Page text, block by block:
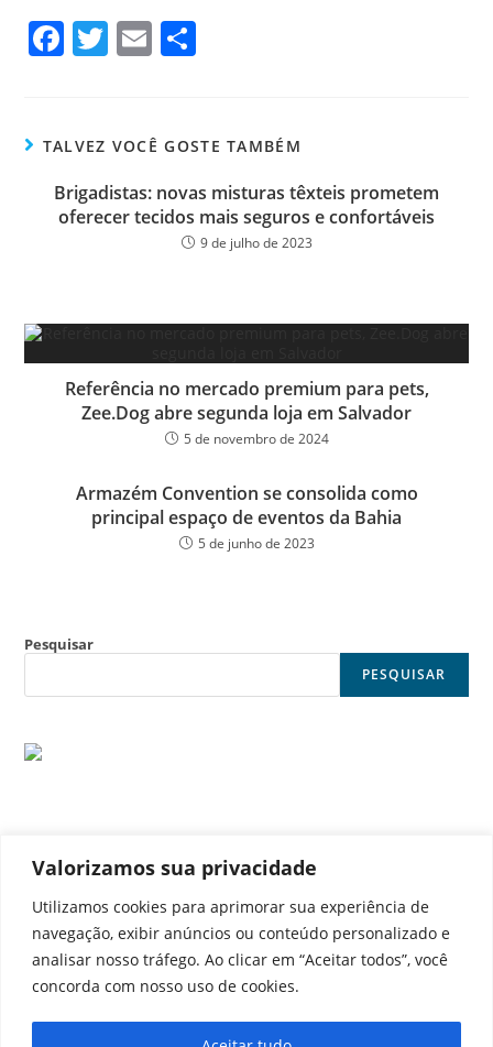
Valorizamos sua privacidade
Utilizamos cookies para aprimorar sua experiência de
navegação, exibir anúncios ou conteúdo personalizado e
analisar nosso tráfego. Ao clicar em “Aceitar todos”, você
concorda com nosso uso de cookies.
Fa
ok
T
er
E
TALVEZ VOCÊ GOSTE TAMBÉM
Brigadistas: novas misturas têxteis prometem
oferecer tecidos mais seguros e confortáveis
9 de julho de 2023
Referência no mercado premium para pets,
Zee.Dog abre segunda loja em Salvador
5 de novembro de 2024
Armazém Convention se consolida como
principal espaço de eventos da Bahia
5 de junho de 2023
Pesquisar
PESQUISAR